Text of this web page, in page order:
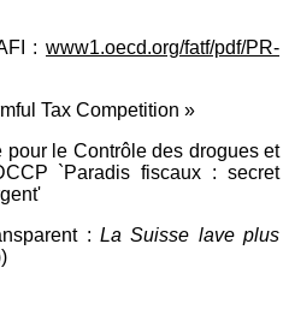
: www1.oecd.org/fatf/pdf/PR-
Tax Competition »
le Contrôle des drogues et
`Paradis fiscaux : secret
: La Suisse lave plus